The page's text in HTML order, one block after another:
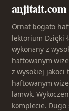
anjitait.com
Ornat bogato
lektorium Dzięki
wykonany z
haftowanym
z wysokiej jakoci
haftowanym
lamwk.
komplecie. Dugo